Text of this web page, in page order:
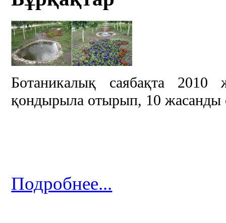
Ботаникалық саябақта
қондырыла отырып, 10
Подробнее...